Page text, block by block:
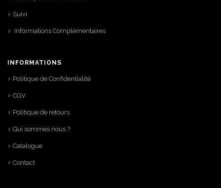
Suivi
Informations Complémentaires
INFORMATIONS
Politique de Confidentialité
CGV
Politique de retours
Qui sommes nous ?
Catalogue
Contact